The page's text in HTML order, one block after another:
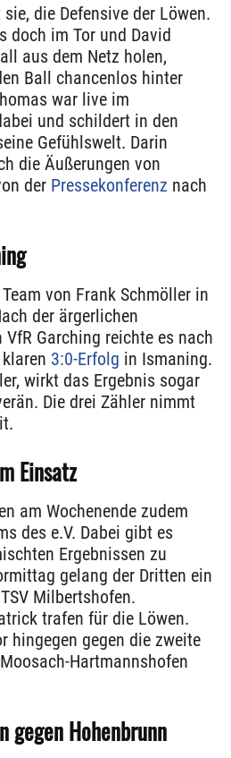
die Defensive der Löwen.
doch im Tor und David
aus dem Netz holen,
Ball chancenlos hinter
war live im
und schildert in den
Gefühlswelt. Darin
die Äußerungen von
der Pressekonferenz nach
von Frank Schmöller in
der ärgerlichen
VfR Garching reichte es nach
3:0-Erfolg in Ismaning.
wirkt das Ergebnis sogar
Die drei Zähler nimmt
Einsatz
am Wochenende zudem
des e.V. Dabei gibt es
Ergebnissen zu
gelang der Dritten ein
Milbertshofen.
trafen für die Löwen.
hingegen gegen die zweite
Hartmannshofen
gegen Hohenbrunn